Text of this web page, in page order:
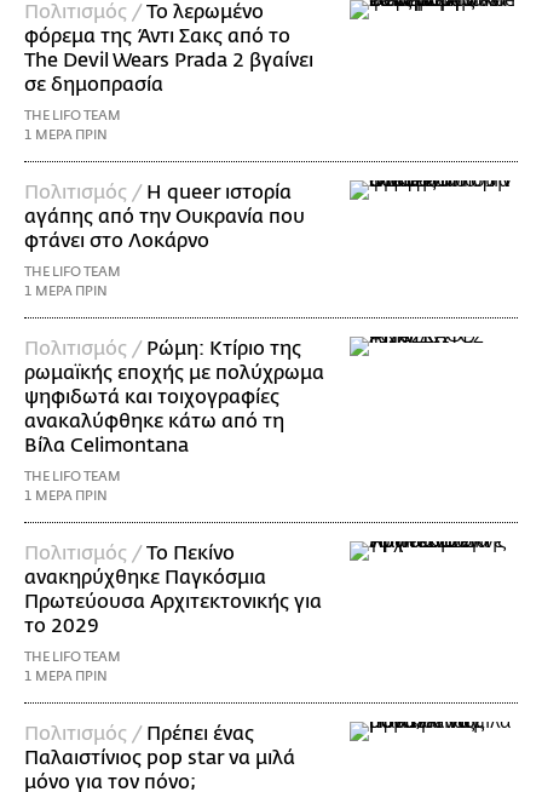
Πολιτισμός / Το λερωμένο
φόρεμα της Άντι Σακς από το
The Devil Wears Prada 2 βγαίνει
σε δημοπρασία
THE LIFO TEAM
1 ΜΕΡΑ ΠΡΙΝ
Πολιτισμός / Η queer ιστορία
αγάπης από την Ουκρανία που
φτάνει στο Λοκάρνο
THE LIFO TEAM
1 ΜΕΡΑ ΠΡΙΝ
Πολιτισμός / Ρώμη: Κτίριο της
ρωμαϊκής εποχής με πολύχρωμα
ψηφιδωτά και τοιχογραφίες
ανακαλύφθηκε κάτω από τη
Βίλα Celimontana
THE LIFO TEAM
1 ΜΕΡΑ ΠΡΙΝ
Πολιτισμός / Το Πεκίνο
ανακηρύχθηκε Παγκόσμια
Πρωτεύουσα Αρχιτεκτονικής για
το 2029
THE LIFO TEAM
1 ΜΕΡΑ ΠΡΙΝ
Πολιτισμός / Πρέπει ένας
Παλαιστίνιος pop star να μιλά
μόνο για τον πόνο;